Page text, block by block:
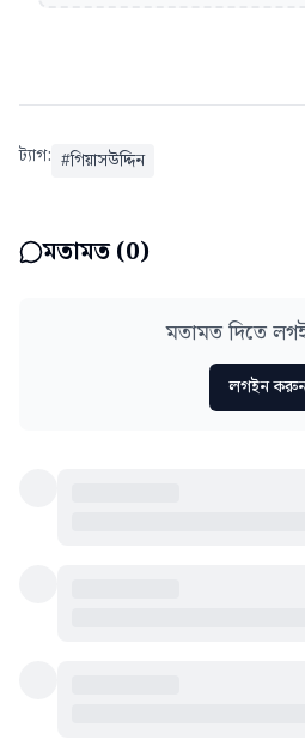
ট্যাগ: #গিয়াসউদ্দিন
মতামত (0)
মতামত দিতে
লগইন